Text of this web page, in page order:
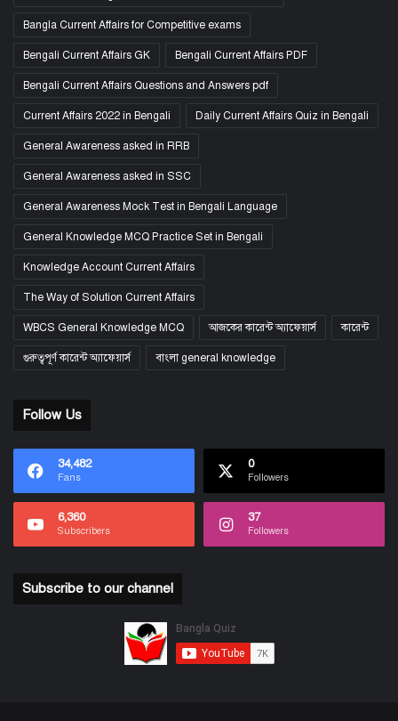
Bangla Current Affairs for Competitive exams
Bengali Current Affairs GK Bengali Current Affairs PDF
Bengali Current Affairs Questions and Answers pdf
Current Affairs 2022 in Bengali Daily Current Affairs Quiz in Bengali
General Awareness asked in RRB
General Awareness asked in SSC
General Awareness Mock Test in Bengali Language
General Knowledge MCQ Practice Set in Bengali
Knowledge Account Current Affairs
The Way of Solution Current Affairs
WBCS General Knowledge MCQ আজকের কারেন্ট অ্যাফেয়ার্স কারেন্ট
গুরুত্বপূর্ণ কারেন্ট অ্যাফেয়ার্স বাংলা general knowledge
Follow Us
34,482
Fans
0
Followers
6,360
Subscribers
37
Followers
Subscribe to our channel